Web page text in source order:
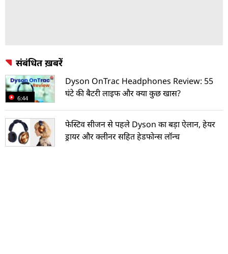
संबंधित ख़बरें
6:44
Dyson OnTrac Headphones Review: 55
घंटे की बैटरी लाइफ और क्या कुछ खास?
फेस्टिव सीजन से पहले Dyson का बड़ा ऐलान, हेयर
ड्रायर और क्लीनर सहित हेडफोन्स लॉन्च